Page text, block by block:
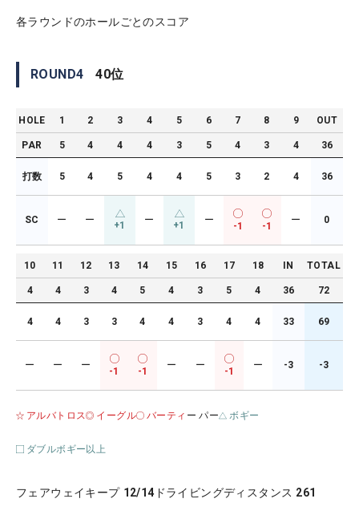
各ラウンドのホールごとのスコア
ROUND4 40位
HOLE 1 2 3 4 5 6 7 8 9 OUT
PAR 5 4 4 4 3 5 4 3 4 36
打数 5 4 5 4 4 5 3 2 4 36
SC ー ー +1 ー +1 ー
-1 -1
ー 0
10 11 12 13 14 15 16 17 18 IN TOTAL
4 4 3 4 5 4 3 5 4 36 72
4 4 3 3 4 4 3 4 4 33 69
ー ー ー
-1 -1
ー ー
-1
ー -3 -3
アルバトロス イーグル バーティ ー パー ボギー
ダブルボギー以上
フェアウェイキープ 12/14 ドライビングディスタンス 261